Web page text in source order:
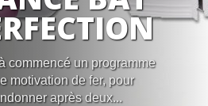
commencé un programme
motivation de fer, pour
après deux...